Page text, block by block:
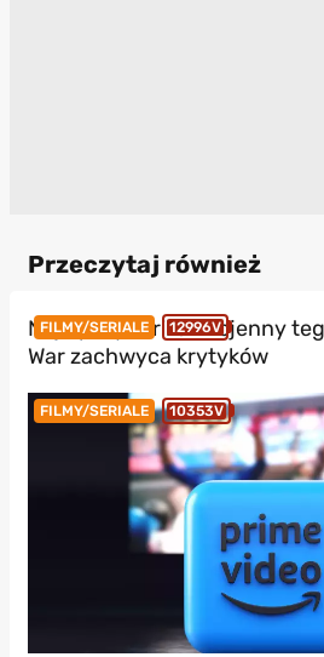
Przeczytaj również
FILMY/SERIALE 12996V
Najlepszy thriller wojenny
War zachwyca krytyków
FILMY/SERIALE 10353V